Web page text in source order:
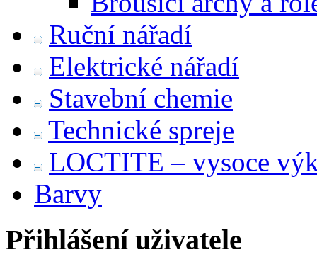
Ruční nářadí
Elektrické nářadí
Stavební chemie
Technické spreje
LOCTITE – vysoce
Barvy
Přihlášení uživatele